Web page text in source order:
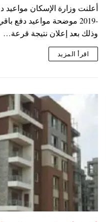
-2019 موضحة مواعيد دفع
وذلك بعد إعلان نتيجة قرعة…
اقرأ المزيد